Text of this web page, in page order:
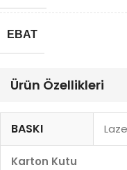
EBAT
Ürün Özellikleri
BASKI
Karton Kutu